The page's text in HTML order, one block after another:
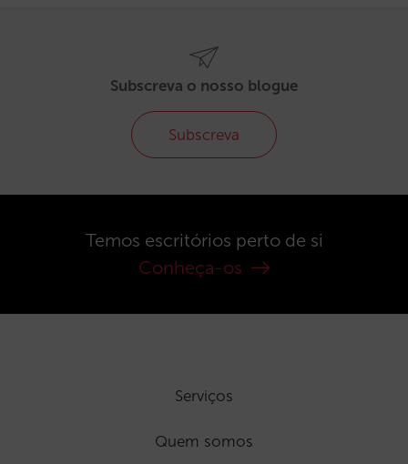
Subscreva o nosso blogue
Subscreva
Temos escritórios perto de si
Conheça-os
Serviços
Quem somos